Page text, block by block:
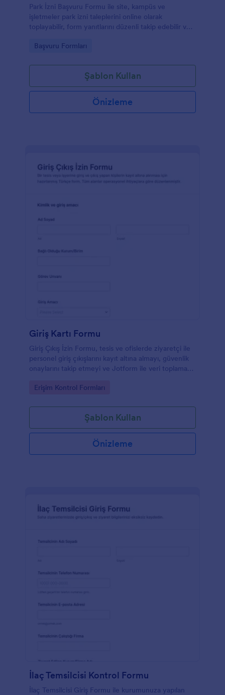
Park İzni Başvuru Formu ile site, kampüs ve
işletmeler park izni taleplerini online olarak
toplayabilir, form yanıtlarını düzenli takip edebilir ve
Go to Category:
Başvuru Formları
Şablon Kullan
Önizleme
Giriş Kartı Formu
Giriş Çıkış İzin Formu, tesis ve ofislerde ziyaretçi ile
personel giriş çıkışlarını kayıt altına almayı, güvenlik
onaylarını takip etmeyi ve Jotform ile veri toplama
Go to Category:
Erişim Kontrol Formları
Şablon Kullan
Önizleme
İlaç Temsilcisi Kontrol Formu
İlaç Temsilcisi Giriş Formu ile kurumunuza yapılan